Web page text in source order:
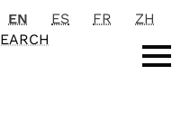
EN ES FR
ZH